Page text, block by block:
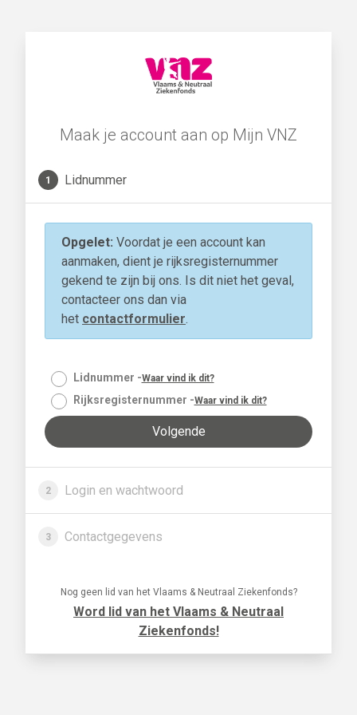
Maak je account aan op Mijn VNZ
1 Lidnummer
Opgelet: Voordat je een account kan
aanmaken, dient je rijksregisternummer
gekend te zijn bij ons. Is dit niet het geval,
contacteer ons dan via
het contactformulier.
Lidnummer
Lidnummer -Waar vind ik dit?
Rijksregisternummer -Waar vind ik dit?
2 Login en wachtwoord
3 Contactgegevens
Nog geen lid van het Vlaams & Neutraal Ziekenfonds?
Word lid van het Vlaams & Neutraal
Ziekenfonds!